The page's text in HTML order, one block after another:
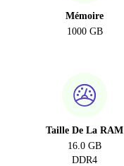
Mémoire
1000 GB
Taille De La RAM
16.0 GB
DDR4